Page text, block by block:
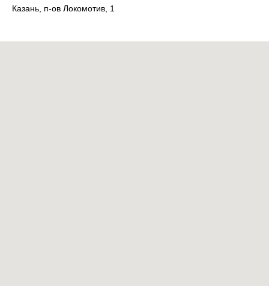
Казань, п-ов Локомотив, 1